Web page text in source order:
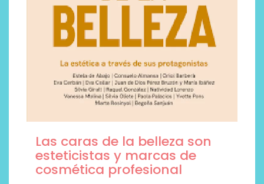
Las caras de la belleza son
esteticistas y marcas de
cosmética profesional